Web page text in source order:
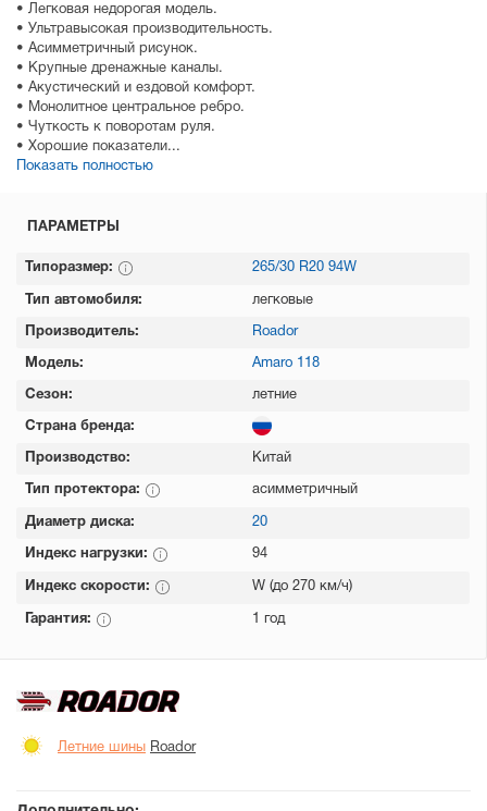
• Легковая недорогая модель.
• Ультравысокая производительность.
• Асимметричный рисунок.
• Крупные дренажные каналы.
• Акустический и ездовой комфорт.
• Монолитное центральное ребро.
• Чуткость к поворотам руля.
• Хорошие показатели...
Показать полностью
ПАРАМЕТРЫ
Типоразмер: 265/30 R20 94W
Тип автомобиля: легковые
Производитель: Roador
Модель: Amaro 118
Сезон: летние
Страна бренда:
Производство: Китай
Тип протектора: асимметричный
Диаметр диска: 20
Индекс нагрузки: 94
Индекс скорости: W (до 270 км/ч)
Гарантия: 1 год
Летние шины Roador